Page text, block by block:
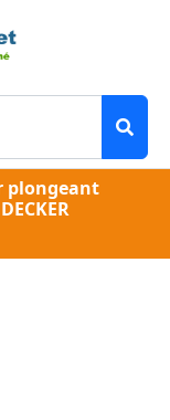
plongeant